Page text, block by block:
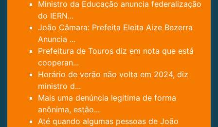
Ministro da Educação anuncia federalização
do IERN...
João Câmara: Prefeita Eleita Aize Bezerra
Anuncia ...
Prefeitura de Touros diz em nota que está
cooperan...
Horário de verão não volta em 2024, diz
ministro d...
Mais uma denúncia legitima de forma
anônima, estão...
Até quando algumas pessoas de João